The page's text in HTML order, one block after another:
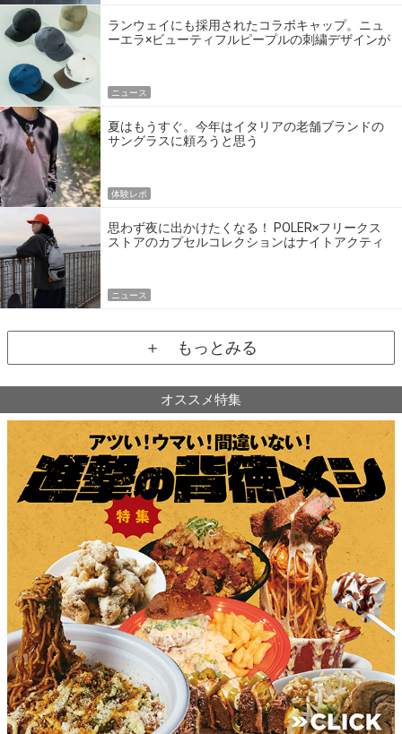
ランウェイにも採用されたコラボキャップ。ニュ
ーエラ×ビューティフルピープルの刺繍デザインが
ニュース
夏はもうすぐ。今年はイタリアの老舗ブランドの
サングラスに頼ろうと思う
体験レポ
思わず夜に出かけたくなる！ POLER×フリークス
ストアのカプセルコレクションはナイトアクティ
ニュース
＋ もっとみる
オススメ特集